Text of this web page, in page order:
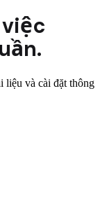
liệu và cài đặt thông